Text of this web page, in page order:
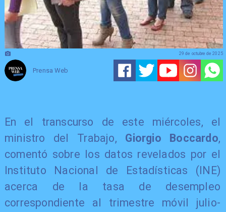
Prensa Web
29 de octubre de 2025
En el transcurso de este miércoles, el
ministro del Trabajo, Giorgio Boccardo,
comentó sobre los datos revelados por el
Instituto Nacional de Estadísticas (INE)
acerca de la tasa de desempleo
correspondiente al trimestre móvil julio-